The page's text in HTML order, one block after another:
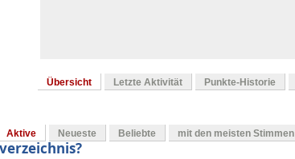
Übersicht Letzte Aktivität Punkte-Historie
Aktive Neueste Beliebte mit den meisten Stimmen